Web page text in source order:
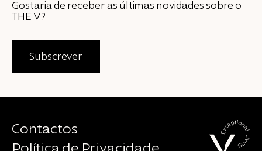
Gostaria de receber as últimas novidades sobre o
THE V?
Subscrever
Contactos